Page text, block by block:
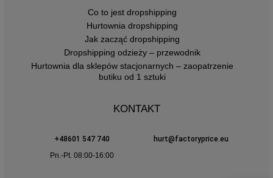
Co to jest dropshipping
Hurtownia dropshipping
Jak zacząć dropshipping
Dropshipping odzieży – przewodnik
Hurtownia dla sklepów stacjonarnych – zaopatrzenie
butiku od 1 sztuki
KONTAKT
+48601 547 740
hurt@factoryprice.eu
Pn.-Pt. 08:00-16:00